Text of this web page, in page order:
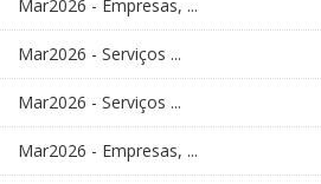
Mar2026 - Empresas, ...
Mar2026 - Serviços ...
Mar2026 - Serviços ...
Mar2026 - Empresas, ...